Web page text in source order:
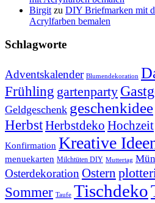
Birgit zu DIY Briefmarken mit
Acrylfarben bemalen
Schlagworte
Adventskalender Blumendekoration
Frühling gartenparty
Geldgeschenk geschenkidee
HerbstHerbstdeko Hochzeit
Konfirmation Kreative
menuekarten Milchtüten DIY Muttertag
Osterdekoration Ostern
Sommer Taufe Tischdeko